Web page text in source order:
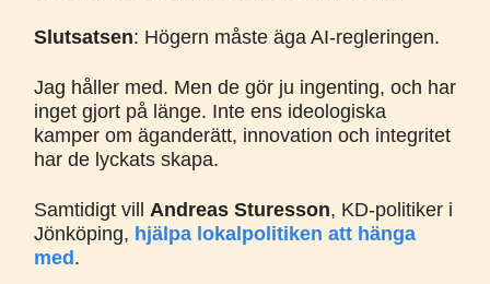
Slutsatsen: Högern måste äga AI-regleringen.
Jag håller med. Men de gör ju ingenting, och har
inget gjort på länge. Inte ens ideologiska
kamper om äganderätt, innovation och integritet
har de lyckats skapa.
Samtidigt vill Andreas Sturesson, KD-politiker i
Jönköping, hjälpa lokalpolitiken att hänga
med .